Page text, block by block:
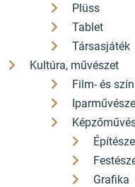
Plüss
Tablet
Társasjáték
Kultúra, művészet
Film- és
Grafika